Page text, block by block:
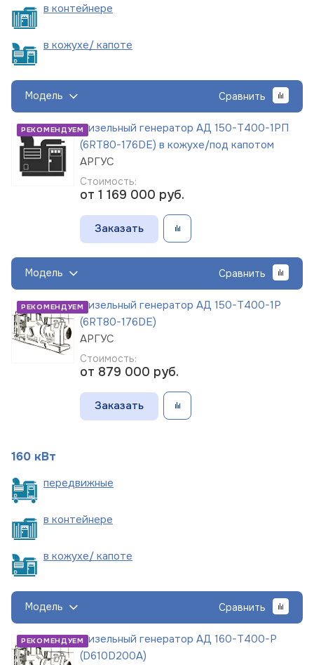
в контейнере
в кожухе/ капоте
Модель Сравнить
РЕКОМЕНДУЕМДизельный генератор АД 150-Т400-1РП
(6RT80-176DE) в кожухе/под капотом
АРГУС
Стоимость:
от 1 169 000 руб.
Заказать
Модель Сравнить
РЕКОМЕНДУЕМДизельный генератор АД 150-Т400-1Р
(6RT80-176DE)
АРГУС
Стоимость:
от 879 000 руб.
Заказать
160 кВт
передвижные
в контейнере
в кожухе/ капоте
Модель Сравнить
РЕКОМЕНДУЕМДизельный генератор АД 160-Т400-Р
(D610D200A)